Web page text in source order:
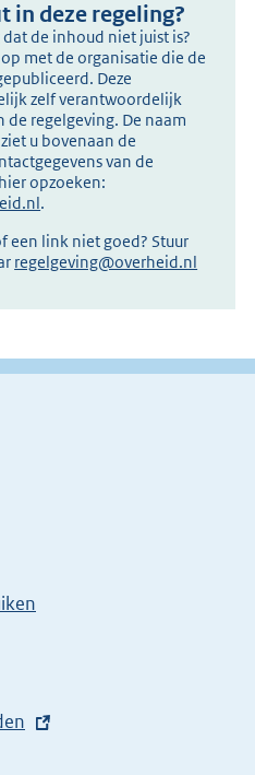
in deze regeling?
de inhoud niet juist is?
met de organisatie die de
Deze
zelf verantwoordelijk
de regelgeving. De naam
u bovenaan de
van de
opzoeken:
.
een link niet goed? Stuur
regelgeving@overheid.nl